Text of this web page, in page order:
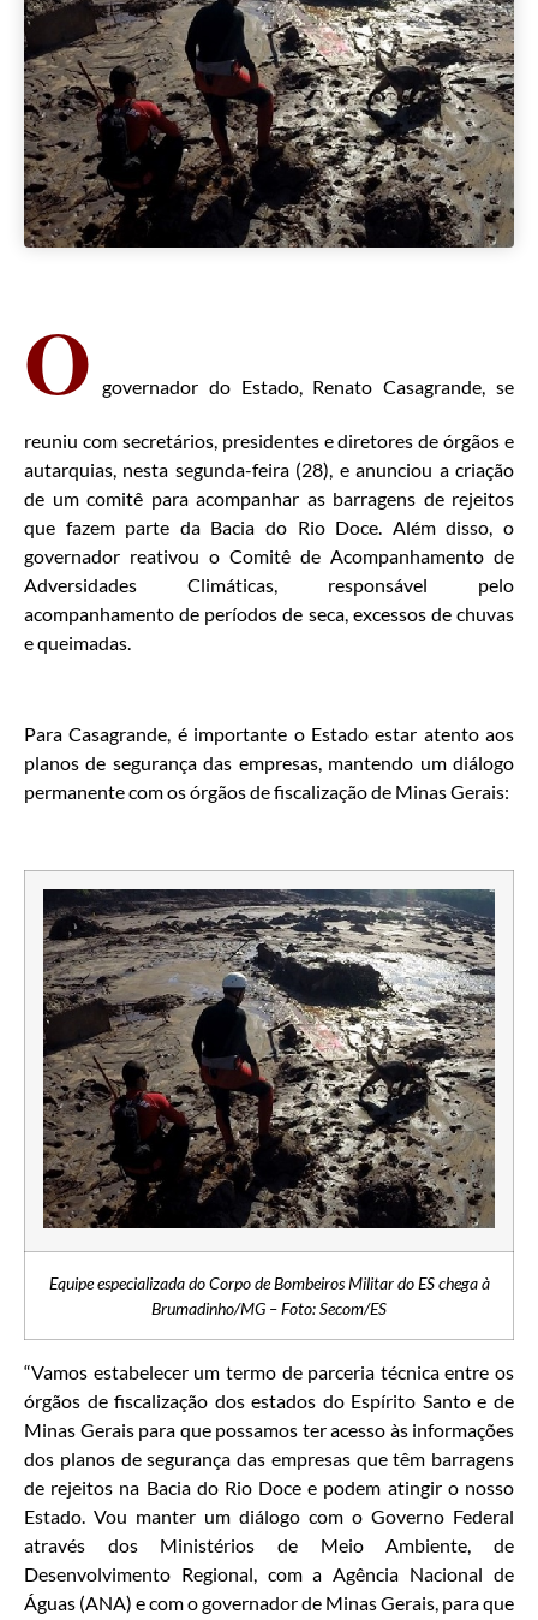
O governador do Estado, Renato Casagrande, se
reuniu com secretários, presidentes e diretores de órgãos e
autarquias, nesta segunda-feira (28), e anunciou a criação
de um comitê para acompanhar as barragens de rejeitos
que fazem parte da Bacia do Rio Doce. Além disso, o
governador reativou o Comitê de Acompanhamento de
Adversidades Climáticas, responsável pelo
acompanhamento de períodos de seca, excessos de chuvas
e queimadas.
Para Casagrande, é importante o Estado estar atento aos
planos de segurança das empresas, mantendo um diálogo
permanente com os órgãos de fiscalização de Minas Gerais:
Equipe especializada do Corpo de Bombeiros Militar do ES chega à
Brumadinho/MG – Foto: Secom/ES
“Vamos estabelecer um termo de parceria técnica entre os
órgãos de fiscalização dos estados do Espírito Santo e de
Minas Gerais para que possamos ter acesso às informações
dos planos de segurança das empresas que têm barragens
de rejeitos na Bacia do Rio Doce e podem atingir o nosso
Estado. Vou manter um diálogo com o Governo Federal
através dos Ministérios de Meio Ambiente, de
Desenvolvimento Regional, com a Agência Nacional de
Águas (ANA) e com o governador de Minas Gerais, para que